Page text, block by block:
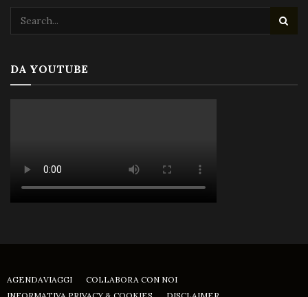
DA YOUTUBE
AGENDAVIAGGI
COLLABORA CON NOI
INFORMATIVA PRIVACY & COOKIES
DISCLAIMER